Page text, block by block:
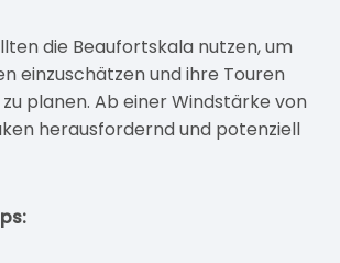
die Beaufortskala nutzen, um
einzuschätzen und ihre Touren
planen. Ab einer Windstärke von
herausfordernd und potenziell